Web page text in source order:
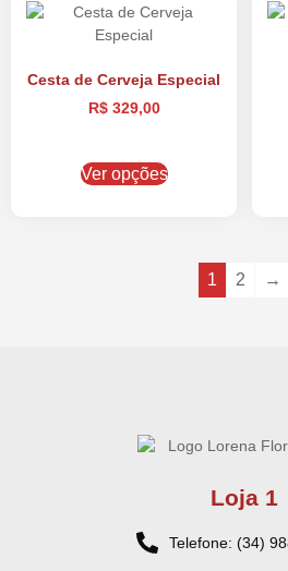
Cesta de Cerveja Especial
R$329,00
Ver opções
1 2 →
Loja 1
Telefone: (34)